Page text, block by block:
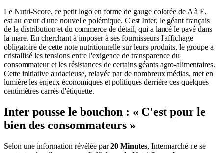
Le Nutri-Score, ce petit logo en forme de gauge colorée de A à E,
est au cœur d'une nouvelle polémique. C'est Inter, le géant français
de la distribution et du commerce de détail, qui a lancé le pavé dans
la mare. En cherchant à imposer à ses fournisseurs l'affichage
obligatoire de cette note nutritionnelle sur leurs produits, le groupe a
cristallisé les tensions entre l'exigence de transparence du
consommateur et les résistances de certains géants agro-alimentaires.
Cette initiative audacieuse, relayée par de nombreux médias, met en
lumière les enjeux économiques et politiques derrière ces quelques
centimètres carrés d'étiquette.
Inter pousse le bouchon : « C'est pour le
bien des consommateurs »
Selon une information révélée par20 Minutes, Intermarché ne se